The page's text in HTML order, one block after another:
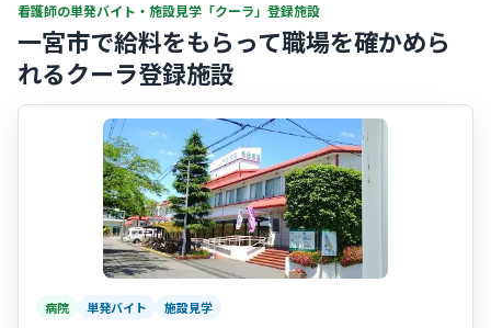
看護師の単発バイト・施設見学「クーラ」登録施設
一宮市で給料をもらって職場を確かめら
れるクーラ登録施設
病院 単発バイト 施設見学